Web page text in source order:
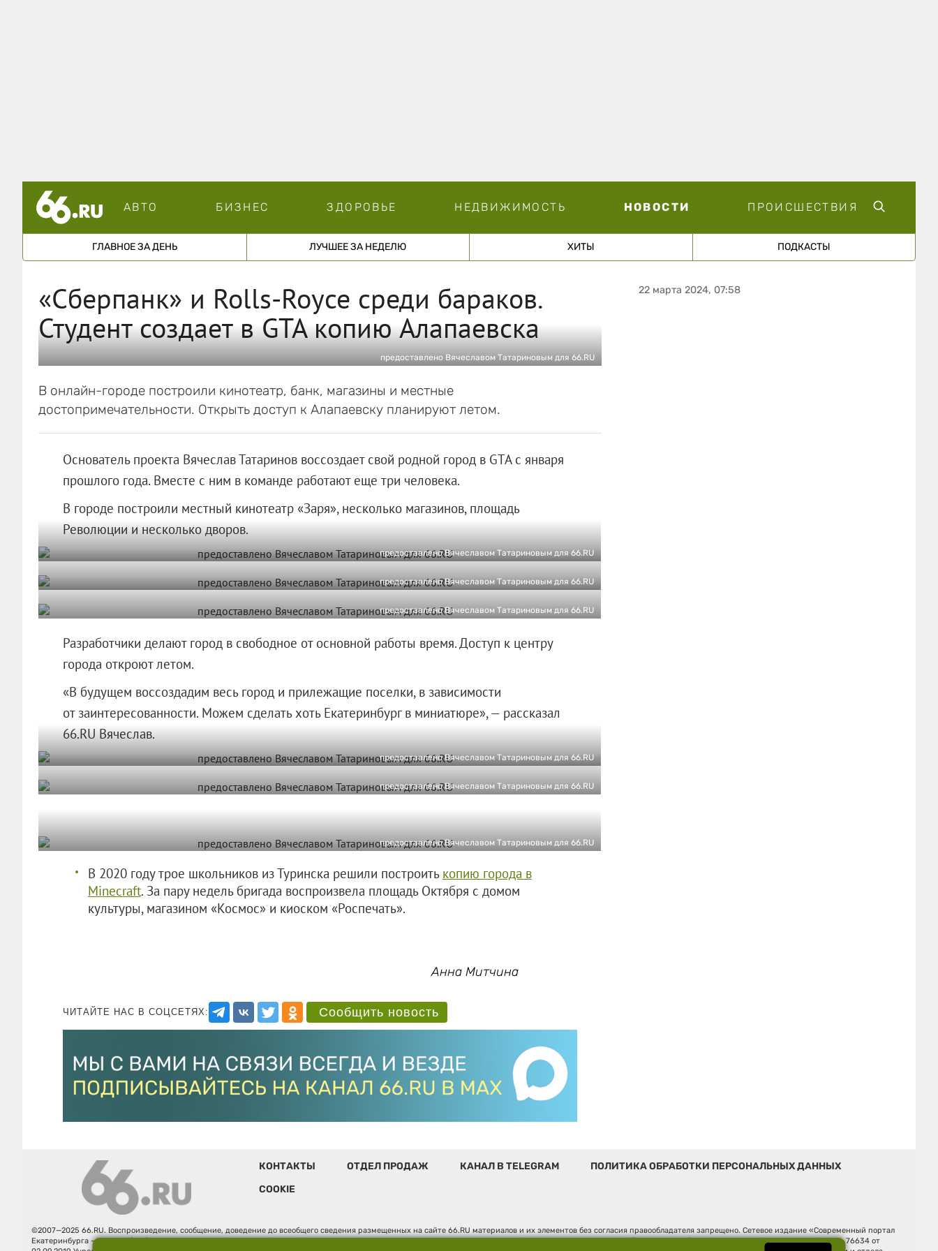
АВТО БИЗНЕС ЗДОРОВЬЕ НЕДВИЖИМОСТЬ НОВОСТИ ПРОИСШЕСТВИЯ
ГЛАВНОЕ ЗА ДЕНЬ ЛУЧШЕЕ ЗА НЕДЕЛЮ ХИТЫ ПОДКАСТЫ
«Сберпанк» и Rolls-Royce среди бараков.
Студент создает в GTA копию Алапаевска
предоставлено Вячеславом Татариновым для 66.RU
В онлайн-городе построили кинотеатр, банк, магазины и местные
достопримечательности. Открыть доступ к Алапаевску планируют летом.
Основатель проекта Вячеслав Татаринов воссоздает свой родной город в GTA с января
прошлого года. Вместе с ним в команде работают еще три человека.
В городе построили местный кинотеатр «Заря», несколько магазинов, площадь
Революции и несколько дворов.
предоставлено Вячеславом Татариновым для 66.RU
предоставлено Вячеславом Татариновым для 66.RU
предоставлено Вячеславом Татариновым для 66.RU
Разработчики делают город в свободное от основной работы время. Доступ к центру
города откроют летом.
«В будущем воссоздадим весь город и прилежащие поселки, в зависимости
от заинтересованности. Можем сделать хоть Екатеринбург в миниатюре», — рассказал
66.RU Вячеслав.
предоставлено Вячеславом Татариновым для 66.RU
предоставлено Вячеславом Татариновым для 66.RU
предоставлено Вячеславом Татариновым для 66.RU
В 2020 году трое школьников из Туринска решили построить копию города в
Minecraft. За пару недель бригада воспроизвела площадь Октября с домом
культуры, магазином «Космос» и киоском «Роспечать».
Анна Митчина
ЧИТАЙТЕ НАС В СОЦСЕТЯХ: Сообщить новость
22 марта 2024, 07:58
КОНТАКТЫ ОТДЕЛ ПРОДАЖ КАНАЛ В TELEGRAM
ПОЛИТИКА ОБРАБОТКИ ПЕРСОНАЛЬНЫХ ДАННЫХ
COOKIE
©2007—2025 66.RU. Воспроизведение, сообщение, доведение до всеобщего сведения размещенных на сайте 66.RU материалов и их элементов без согласия правообладателя запрещено. Сетевое издание «Современный портал
Екатеринбурга — «66.ru» (18+) зарегистрировано Федеральной службой по надзору в сфере связи, информационных технологий и массовых коммуникаций (Роскомнадзор). Регистрационный номер ЭЛ № ФС 77 - 76634 от